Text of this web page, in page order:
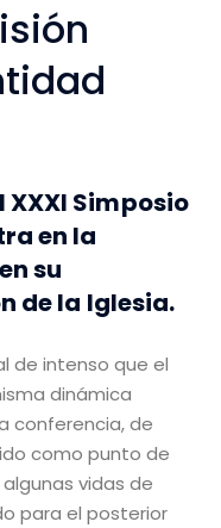
Simposio
en la
su
de la Iglesia.
de intenso que el
dinámica
conferencia, de
como punto de
vidas de
para el posterior